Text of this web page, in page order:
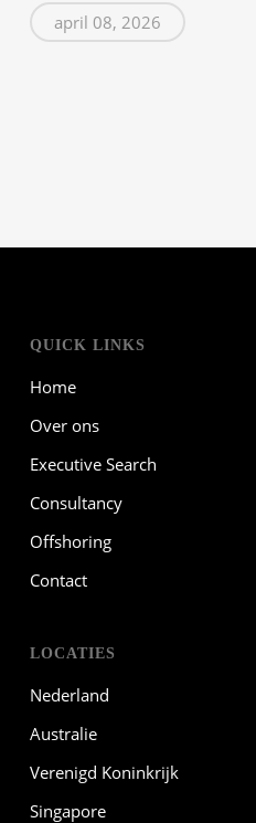
april 08, 2026
QUICK LINKS
Home
Over ons
Executive Search
Consultancy
Offshoring
Contact
LOCATIES
Nederland
Australie
Verenigd Koninkrijk
Singapore